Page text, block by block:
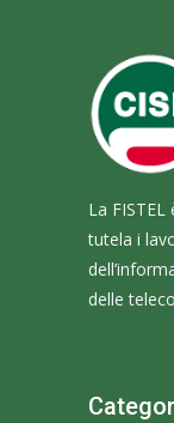
La
tutela i
delle